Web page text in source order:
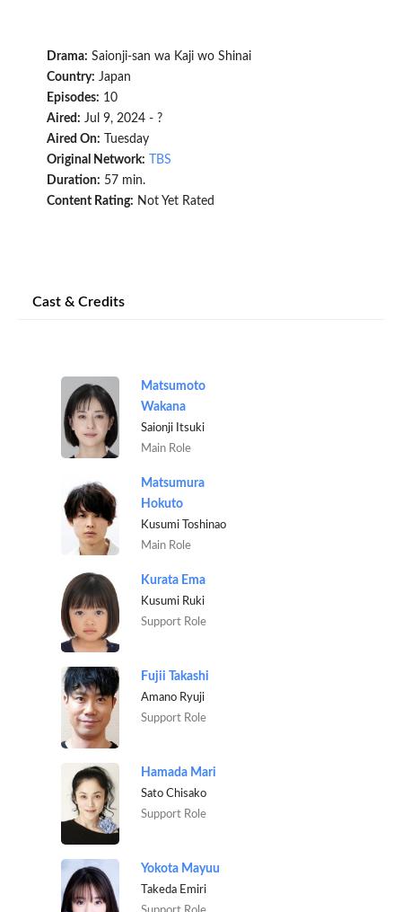
Drama: Saionji-san wa Kaji wo Shinai
Country: Japan
Episodes: 10
Aired: Jul 9, 2024 - ?
Aired On: Tuesday
Original Network:
TBS
Duration: 57 min.
Content Rating: Not Yet Rated
Cast & Credits
Matsumoto
Wakana
Saionji Itsuki
Main Role
Matsumura
Hokuto
Kusumi Toshinao
Main Role
Kurata Ema
Kusumi Ruki
Support Role
Fujii Takashi
Amano Ryuji
Support Role
Hamada Mari
Sato Chisako
Support Role
Yokota Mayuu
Takeda Emiri